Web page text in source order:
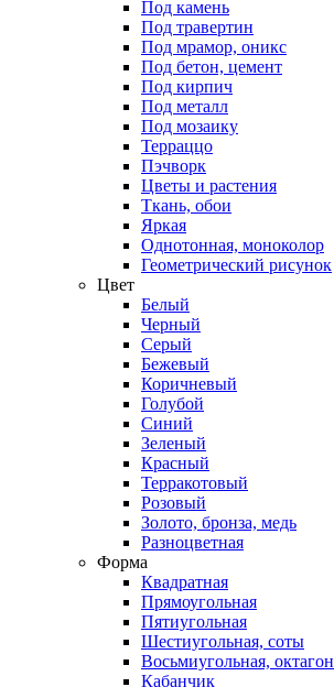
Под камень
Под травертин
Под мрамор, оникс
Под бетон, цемент
Под кирпич
Под металл
Под мозаику
Терраццо
Пэчворк
Цветы и растения
Ткань, обои
Яркая
Однотонная, моноколор
Геометрический рисунок
Цвет
Белый
Черный
Серый
Бежевый
Коричневый
Голубой
Синий
Зеленый
Красный
Терракотовый
Розовый
Золото, бронза, медь
Разноцветная
Форма
Квадратная
Прямоугольная
Пятиугольная
Шестиугольная, соты
Восьмиугольная, октагон
Кабанчик